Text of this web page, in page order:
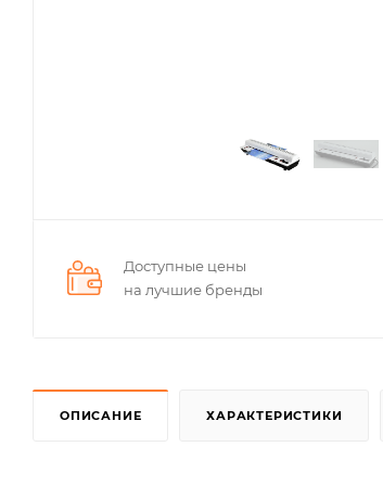
Доступные цены
на лучшие бренды
ОПИСАНИЕ ХАРАКТЕРИСТИКИ